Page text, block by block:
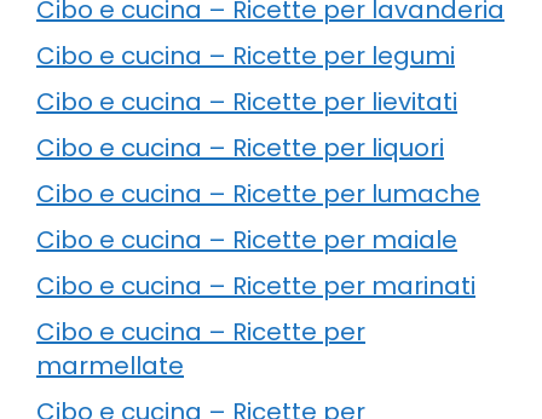
Cibo e cucina – Ricette per lavanderia
Cibo e cucina – Ricette per legumi
Cibo e cucina – Ricette per lievitati
Cibo e cucina – Ricette per liquori
Cibo e cucina – Ricette per lumache
Cibo e cucina – Ricette per maiale
Cibo e cucina – Ricette per marinati
Cibo e cucina – Ricette per
marmellate
Cibo e cucina – Ricette per